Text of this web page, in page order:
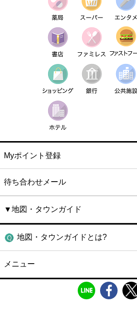
Myポイント登録
待ち合わせメール
▼地図・タウンガイド
地図・タウンガイドとは?
メニュー